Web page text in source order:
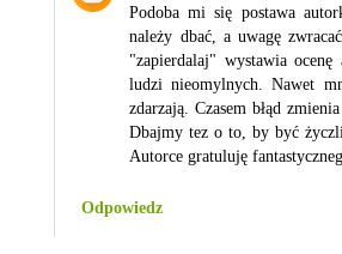
Podoba mi się postawa
należy dbać, a uwagę
"zapierdalaj" wystawia
ludzi nieomylnych. Nawet
zdarzają. Czasem błąd
Dbajmy tez o to, by być
Autorce gratuluję
Odpowiedz